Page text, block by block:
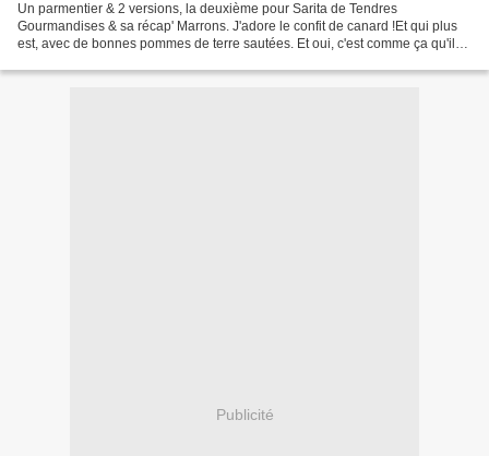
Un parmentier & 2 versions, la deuxième pour Sarita de Tendres
Gourmandises & sa récap' Marrons. J'adore le confit de canard !Et qui plus
est, avec de bonnes pommes de terre sautées. Et oui, c'est comme ça qu'il
Publicité